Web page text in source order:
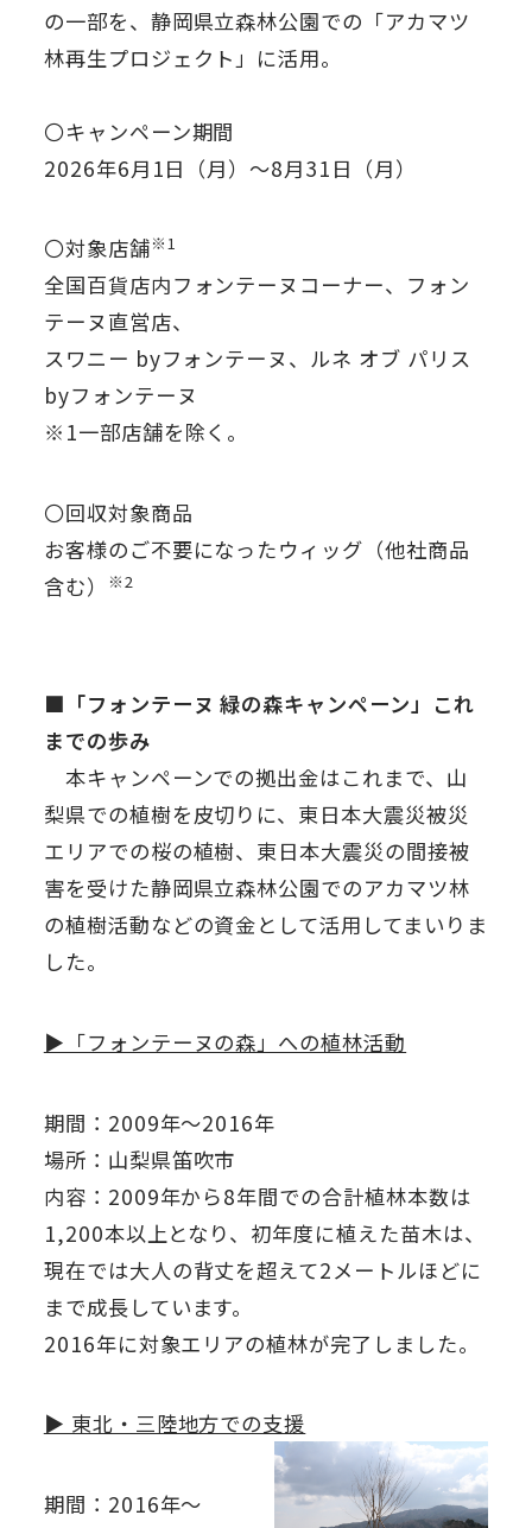
の一部を、静岡県立森林公園での「アカマツ
林再生プロジェクト」に活用。
〇キャンペーン期間
2026年6月1日（月）～8月31日（月）
〇対象店舗※1
全国百貨店内フォンテーヌコーナー、フォン
テーヌ直営店、
スワニー byフォンテーヌ、ルネ オブ パリス
byフォンテーヌ
※1一部店舗を除く。
〇回収対象商品
お客様のご不要になったウィッグ（他社商品
含む）
※2
■「フォンテーヌ 緑の森キャンペーン」これ
までの歩み
本キャンペーンでの拠出金はこれまで、山
梨県での植樹を皮切りに、東日本大震災被災
エリアでの桜の植樹、東日本大震災の間接被
害を受けた静岡県立森林公園でのアカマツ林
の植樹活動などの資金として活用してまいりま
した。
▶「フォンテーヌの森」への植林活動
期間：2009年～2016年
場所：山梨県笛吹市
内容：2009年から8年間での合計植林本数は
1,200本以上となり、初年度に植えた苗木は、
現在では大人の背丈を超えて2メートルほどに
まで成長しています。
2016年に対象エリアの植林が完了しました。
▶ 東北・三陸地方での支援
期間：2016年～